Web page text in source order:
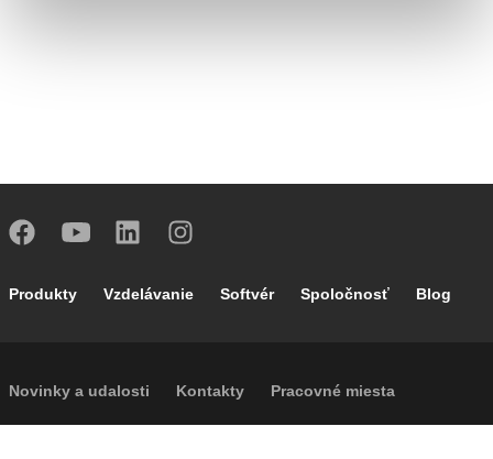
Footer main navigation
Produkty Vzdelávanie Softvér Spoločnosť Blog
Footer secondary navigation
Novinky a udalosti Kontakty Pracovné miesta